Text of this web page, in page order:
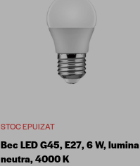
STOC EPUIZAT
Bec LED G45, E27, 6 W, lumina
neutra, 4000 K